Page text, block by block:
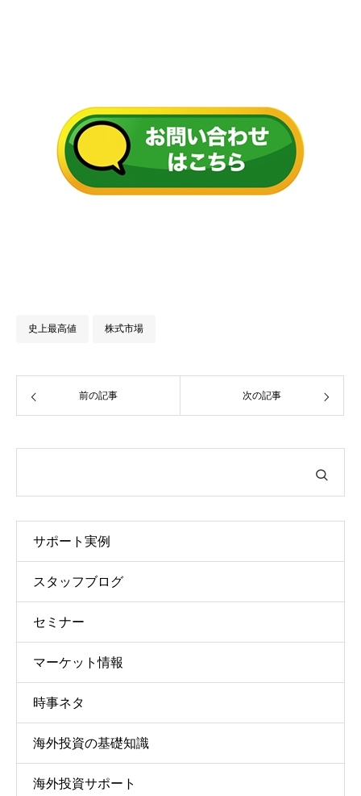
史上最高値 株式市場
前の記事 次の記事
サポート実例
スタッフブログ
セミナー
マーケット情報
時事ネタ
海外投資の基礎知識
海外投資サポート